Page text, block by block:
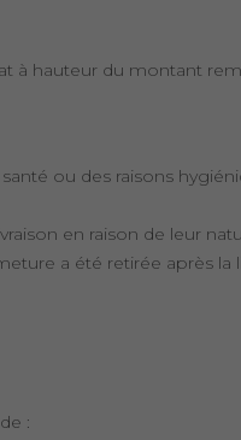
à hauteur du montant
ou des raisons
en raison de leur
a été retirée après la
: